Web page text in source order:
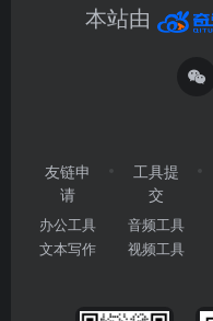
本站由
友链申
请
办公工具
文本写作
工具提
交
音频工具
视频工具